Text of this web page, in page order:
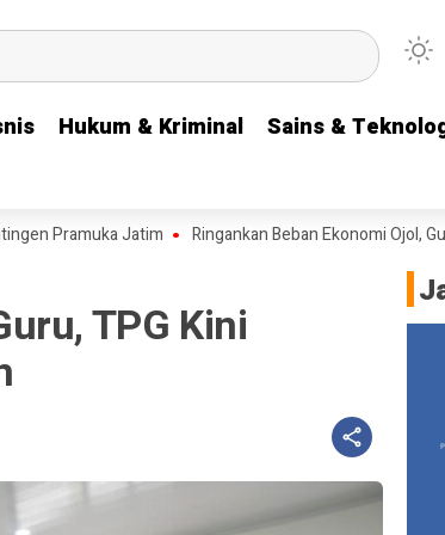
Hukum & Kriminal Sains &
Hukum & Kriminal Sains &
Pramuka Jatim Ringankan Beban Ekonomi Ojol,
TPG Kini